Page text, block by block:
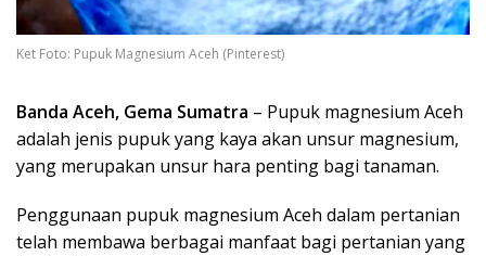
Ket Foto: Pupuk Magnesium Aceh (Pinterest)
Banda Aceh, Gema Sumatra – Pupuk magnesium Aceh
adalah jenis pupuk yang kaya akan unsur magnesium,
yang merupakan unsur hara penting bagi tanaman.
Penggunaan pupuk magnesium Aceh dalam pertanian
telah membawa berbagai manfaat bagi pertanian yang